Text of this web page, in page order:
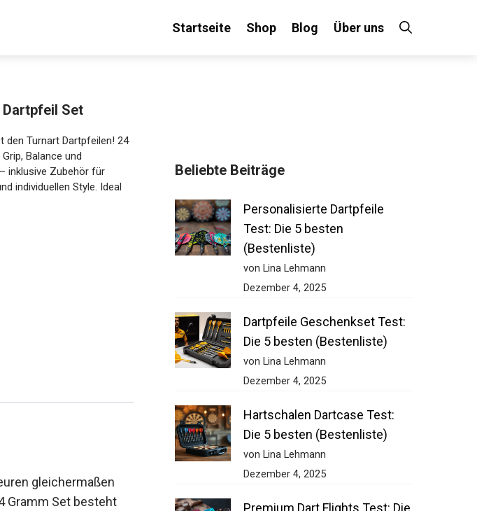
Startseite Shop Blog Über uns
Set
den Turnart Dartpfeilen! 24
Balance und
inklusive Zubehör für
individuellen Style. Ideal
gleichermaßen
Gramm Set besteht
Beliebte Beiträge
Personalisierte Dartpfeile
Test: Die 5 besten
(Bestenliste)
von Lina Lehmann
Dezember 4, 2025
Dartpfeile Geschenkset Test:
Die 5 besten (Bestenliste)
von Lina Lehmann
Dezember 4, 2025
Hartschalen Dartcase Test:
Die 5 besten (Bestenliste)
von Lina Lehmann
Dezember 4, 2025
Premium Dart Flights Test: